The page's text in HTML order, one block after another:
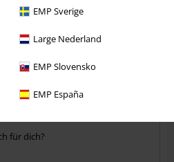
EMP Sverige
Large Nederland
EMP Slovensko
EMP España
für dich?